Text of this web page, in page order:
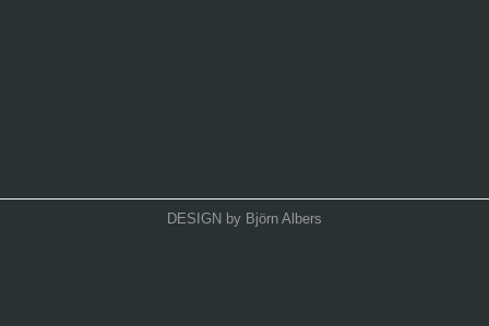
DESIGN by Björn Albers